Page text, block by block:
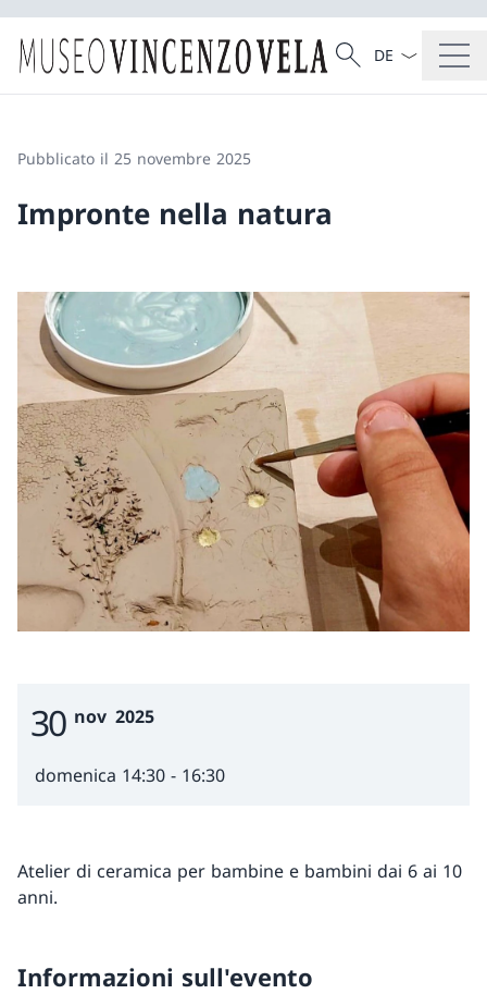
Cercare
Ricerca
Dal menu a
Pubblicato il 25 novembre 2025
Impronte nella natura
Event Date
30 nov 2025
domenica 14:30 - 16:30
Atelier di ceramica per bambine e bambini dai 6 ai 10
anni.
Informazioni sull'evento